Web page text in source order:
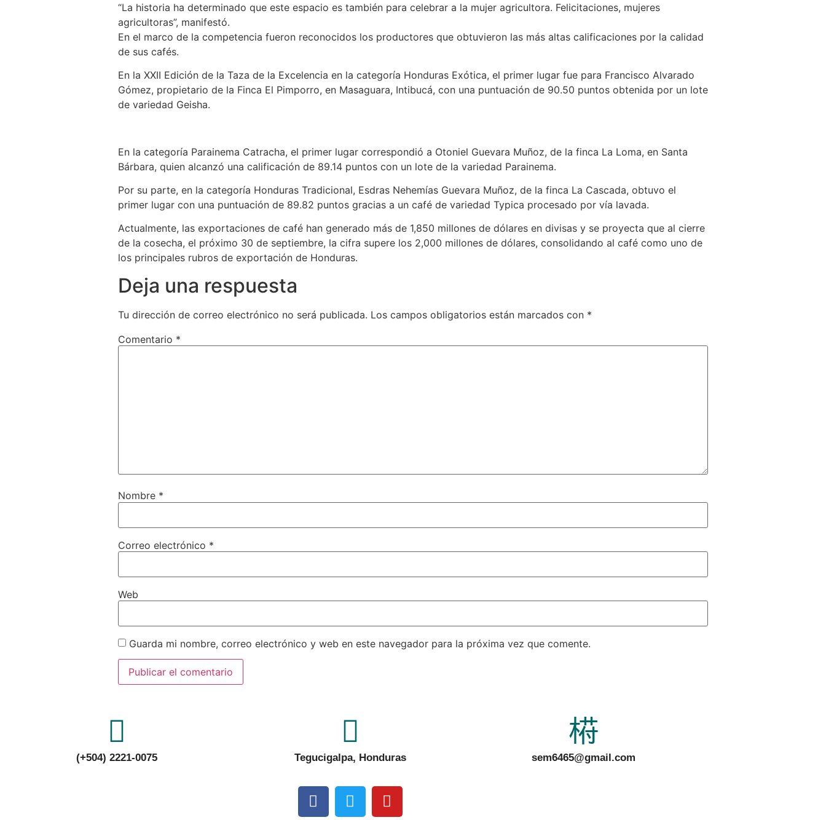
“La historia ha determinado que este espacio es también para celebrar a la mujer agricultora. Felicitaciones, mujeres
agricultoras”, manifestó.
En el marco de la competencia fueron reconocidos los productores que obtuvieron las más altas calificaciones por la calidad
de sus cafés.
En la XXII Edición de la Taza de la Excelencia en la categoría Honduras Exótica, el primer lugar fue para Francisco Alvarado
Gómez, propietario de la Finca El Pimporro, en Masaguara, Intibucá, con una puntuación de 90.50 puntos obtenida por un lote
de variedad Geisha.
En la categoría Parainema Catracha, el primer lugar correspondió a Otoniel Guevara Muñoz, de la finca La Loma, en Santa
Bárbara, quien alcanzó una calificación de 89.14 puntos con un lote de la variedad Parainema.
Por su parte, en la categoría Honduras Tradicional, Esdras Nehemías Guevara Muñoz, de la finca La Cascada, obtuvo el
primer lugar con una puntuación de 89.82 puntos gracias a un café de variedad Typica procesado por vía lavada.
Actualmente, las exportaciones de café han generado más de 1,850 millones de dólares en divisas y se proyecta que al cierre
de la cosecha, el próximo 30 de septiembre, la cifra supere los 2,000 millones de dólares, consolidando al café como uno de
los principales rubros de exportación de Honduras.
Deja una respuesta
Tu dirección de correo electrónico no será publicada. Los campos obligatorios están marcados con *
Comentario *
Nombre *
Correo electrónico *
Web
Guarda mi nombre, correo electrónico y web en este navegador para la próxima vez que comente.
(+504) 2221-0075 Tegucigalpa, Honduras sem6465@gmail.com